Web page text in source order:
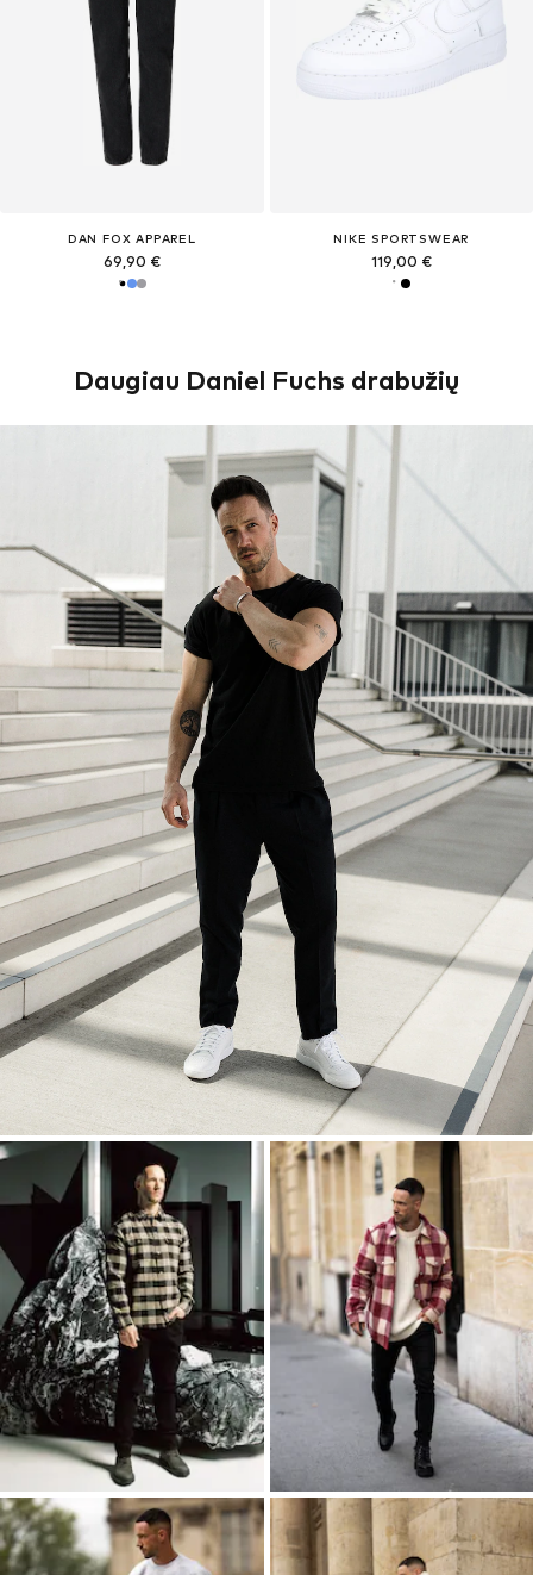
DAN FOX APPAREL
69,90 €
NIKE SPORTSWEAR
119,00 €
Daugiau Daniel Fuchs drabužių